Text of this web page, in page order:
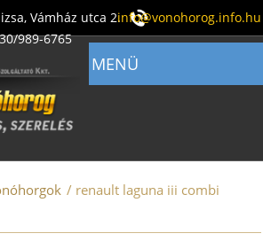
Vámház utca 2.
989-6765
info@vonohorog.info.hu
MENÜ
/ renault laguna iii combi